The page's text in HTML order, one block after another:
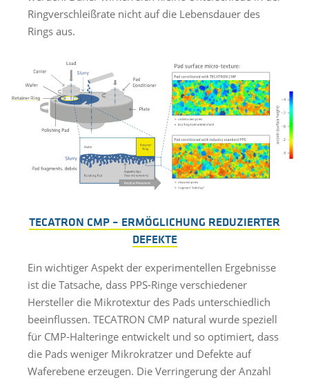
Ringverschleißrate nicht auf die Lebensdauer des
Rings aus.
TECATRON CMP – ERMÖGLICHUNG REDUZIERTER
DEFEKTE
Ein wichtiger Aspekt der experimentellen Ergebnisse
ist die Tatsache, dass PPS-Ringe verschiedener
Hersteller die Mikrotextur des Pads unterschiedlich
beeinflussen. TECATRON CMP natural wurde speziell
für CMP-Halteringe entwickelt und so optimiert, dass
die Pads weniger Mikrokratzer und Defekte auf
Waferebene erzeugen. Die Verringerung der Anzahl